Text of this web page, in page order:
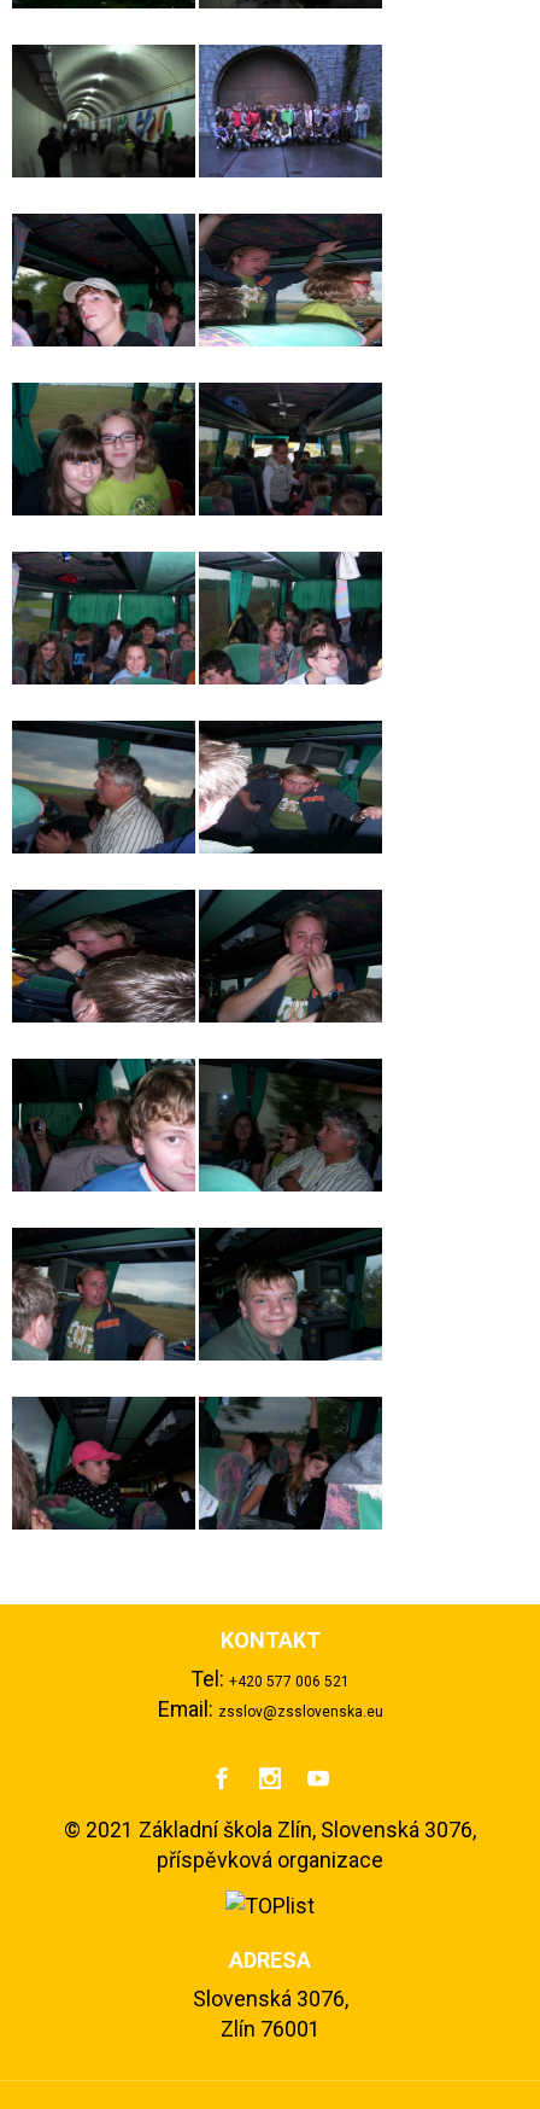
KONTAKT
Tel: +420 577 006 521
Email: zsslov@zsslovenska.eu
  
© 2021 Základní škola Zlín, Slovenská 3076,
příspěvková organizace
ADRESA
Slovenská 3076,
Zlín 76001